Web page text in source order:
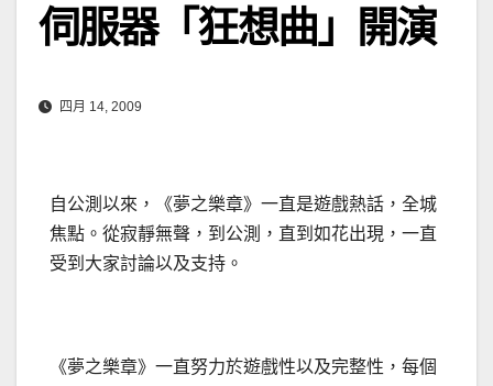
伺服器「狂想曲」開演
四月 14, 2009
自公測以來，《夢之樂章》一直是遊戲熱話，全城
焦點。從寂靜無聲，到公測，直到如花出現，一直
受到大家討論以及支持。
《夢之樂章》一直努力於遊戲性以及完整性，每個